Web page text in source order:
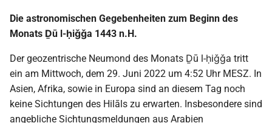
Die astronomischen Gegebenheiten zum Beginn des
Monats Ḏū l-ḥiǧǧa 1443 n.H.
Der geozentrische Neumond des Monats Ḏū l-ḥiǧǧa tritt
ein am Mittwoch, dem 29. Juni 2022 um 4:52 Uhr MESZ. In
Asien, Afrika, sowie in Europa sind an diesem Tag noch
keine Sichtungen des Hilāls zu erwarten. Insbesondere sind
angebliche Sichtungsmeldungen aus Arabien